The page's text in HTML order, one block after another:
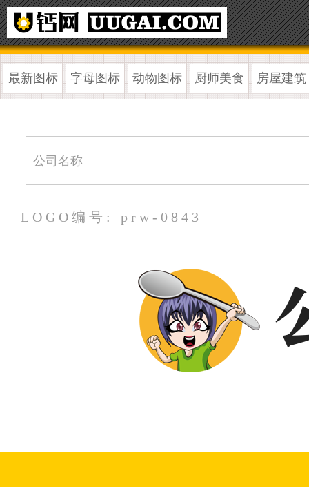
最新图标 字母图标 动物图标 厨师美食 房屋建筑
LOGO编号: prw-0843